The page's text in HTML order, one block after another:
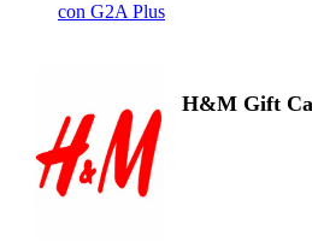
con G2A Plus
H&M Gift